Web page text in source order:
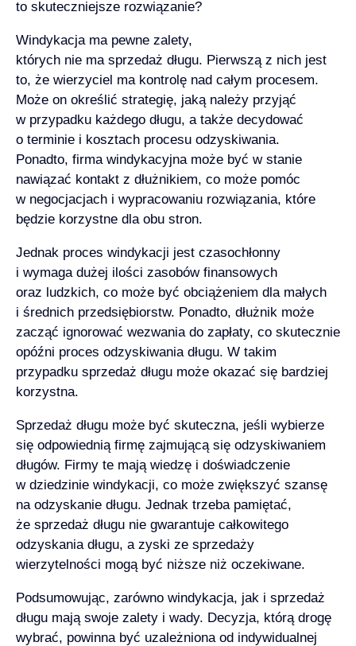
to skuteczniejsze rozwiązanie?
Windykacja ma pewne zalety,
których nie ma sprzedaż długu. Pierwszą z nich jest
to, że wierzyciel ma kontrolę nad całym procesem.
Może on określić strategię, jaką należy przyjąć
w przypadku każdego długu, a także decydować
o terminie i kosztach procesu odzyskiwania.
Ponadto, firma windykacyjna może być w stanie
nawiązać kontakt z dłużnikiem, co może pomóc
w negocjacjach i wypracowaniu rozwiązania, które
będzie korzystne dla obu stron.
Jednak proces windykacji jest czasochłonny
i wymaga dużej ilości zasobów finansowych
oraz ludzkich, co może być obciążeniem dla małych
i średnich przedsiębiorstw. Ponadto, dłużnik może
zacząć ignorować wezwania do zapłaty, co skutecznie
opóźni proces odzyskiwania długu. W takim
przypadku sprzedaż długu może okazać się bardziej
korzystna.
Sprzedaż długu może być skuteczna, jeśli wybierze
się odpowiednią firmę zajmującą się odzyskiwaniem
długów. Firmy te mają wiedzę i doświadczenie
w dziedzinie windykacji, co może zwiększyć szansę
na odzyskanie długu. Jednak trzeba pamiętać,
że sprzedaż długu nie gwarantuje całkowitego
odzyskania długu, a zyski ze sprzedaży
wierzytelności mogą być niższe niż oczekiwane.
Podsumowując, zarówno windykacja, jak i sprzedaż
długu mają swoje zalety i wady. Decyzja, którą drogę
wybrać, powinna być uzależniona od indywidualnej